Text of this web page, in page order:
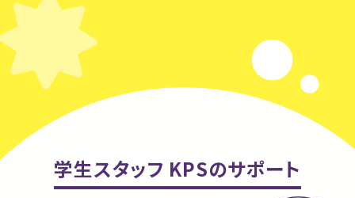
学生スタッフ KPSのサポート